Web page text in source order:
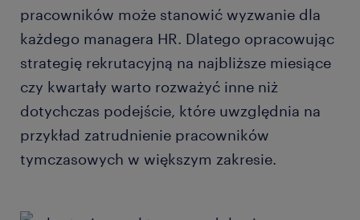
pracowników może stanowić wyzwanie dla
każdego managera HR. Dlatego opracowując
strategię rekrutacyjną na najbliższe miesiące
czy kwartały warto rozważyć inne niż
dotychczas podejście, które uwzględnia na
przykład zatrudnienie pracowników
tymczasowych w większym zakresie.